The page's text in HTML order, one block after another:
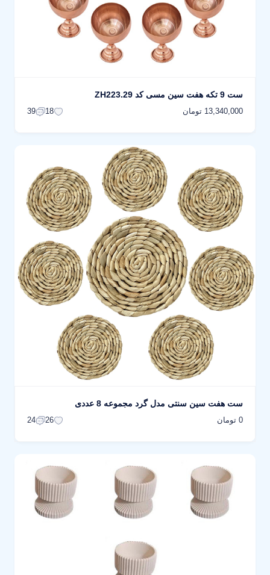
ست 9 تکه هفت سین مسی کد ZH223.29
13,340,000 تومان 18
39
ست هفت سین سنتی مدل گرد مجموعه 8 عددی
0 تومان 26
24